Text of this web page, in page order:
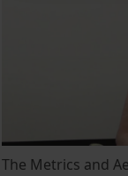
The Metrics and